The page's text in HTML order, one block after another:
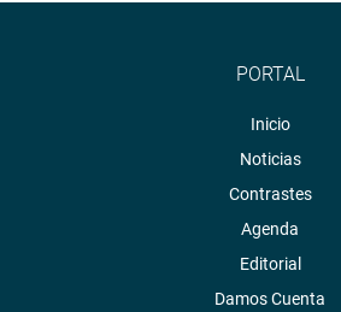
PORTAL
Inicio
Noticias
Contrastes
Agenda
Editorial
Damos Cuenta